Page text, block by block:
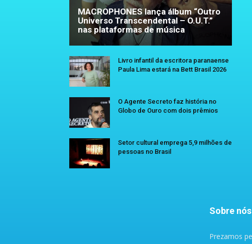
MACROPHONES lança álbum “Outro
Universo Transcendental – O.U.T.”
nas plataformas de música
Livro infantil da escritora paranaense
Paula Lima estará na Bett Brasil 2026
O Agente Secreto faz história no
Globo de Ouro com dois prêmios
Setor cultural emprega 5,9 milhões de
pessoas no Brasil
Sobre nós
Prezamos